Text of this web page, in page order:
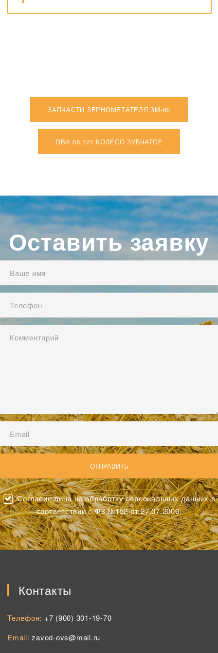
ЗАПЧАСТИ ЗЕРНОМЕТАТЕЛЯ ЗМ-60
ОВИ 06.121 КОЛЕСО ЗУБЧАТОЕ
Оставить заявку
Согласие лица на обработку персональных данных в
соответствии с ФЗ №152 от 27.07.2006.
Контакты
Телефон: +7 (900) 301-19-70
Email:zavod-ovs@mail.ru